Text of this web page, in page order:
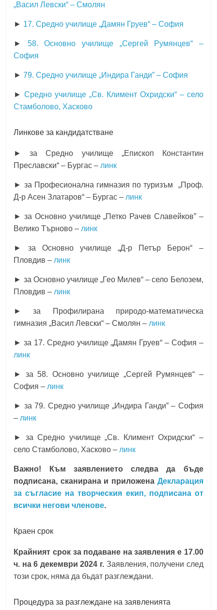
„Васил Левски“ – Смолян
► 17. Средно училище „Дамян Груев“ – София
► 58. Основно училище „Сергей Румянцев“ –
София
► 79. Средно училище „Индира Ганди” – София
►Средно училище „Св. Климент Охридски“ – село
Стамболово, Хасково
Линкове за кандидатстване
► за Средно училище „Епископ Константин
Преславски“ – Бургас –линк
► за Професионална гимназия по туризъм „Проф.
Д-р Асен Златаров“ – Бургас –линк
► за Основно училище „Петко Рачев Славейков” –
Велико Търново –линк
► за Основно училище „Д-р Петър Берон“ –
Пловдив –линк
► за Основно училище „Гео Милев“ – село Белозем,
Пловдив –линк
► за Профилирана природо-математическа
гимназия „Васил Левски“ – Смолян –линк
► за 17. Средно училище „Дамян Груев“ – София –
линк
► за 58. Основно училище „Сергей Румянцев“ –
София –линк
► за 79. Средно училище „Индира Ганди” – София
–линк
► за Средно училище „Св. Климент Охридски“ –
село Стамболово, Хасково –линк
Важно! Към заявлението следва да бъде
подписана, сканирана и приложена Декларация
за съгласие на творческия екип, подписана от
всички негови членове.
Краен срок
Крайният срок за подаване на заявления е 17.00
ч. на 6 декември 2024 г. Заявления, получени след
този срок, няма да бъдат разглеждани.
Процедура за разглеждане на заявленията